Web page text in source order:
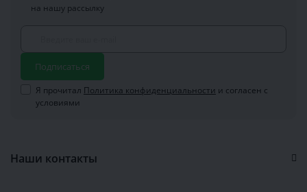
на нашу рассылку
Подписаться
Я прочитал Политика конфиденциальности и согласен с
условиями
Наши контакты